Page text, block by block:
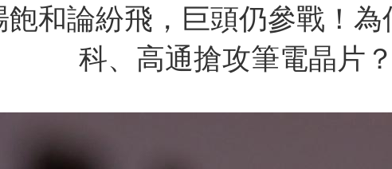
飽和論紛飛，巨頭仍參戰！
科、高通搶攻筆電晶片？